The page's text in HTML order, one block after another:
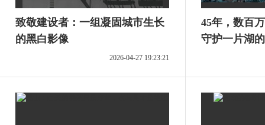
致敬建设者：一组凝固城市生长
的黑白影像
2026-04-27 19:23:21
45年，数百
守护一片湖